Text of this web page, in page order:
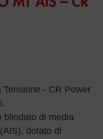
MT AIS – CR
- CR Power
blindato di media
dotato di